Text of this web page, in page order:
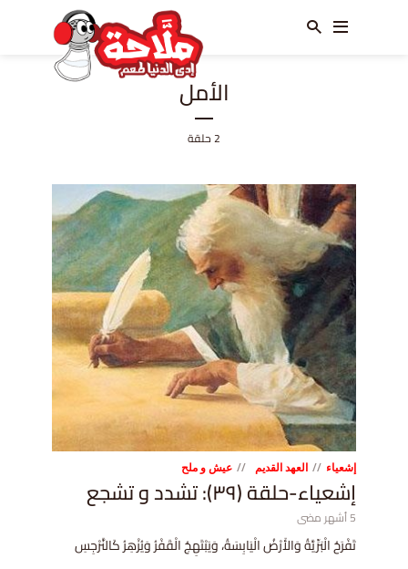
الأمل
2 حلقة
إشعياء العهد القديم عيش و ملح
إشعياء-حلقة (٣٩): تشدد و تشجع
5 أشهر مضى
تَفْرَحُ الْبَرِّيَّةُ وَالأَرْضُ الْيَابِسَةُ، وَيَبْتَهِجُ الْقَفْرُ وَيُزْهِرُ كَالنَّرْجِسِ